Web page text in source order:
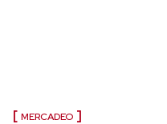
MERCADEO